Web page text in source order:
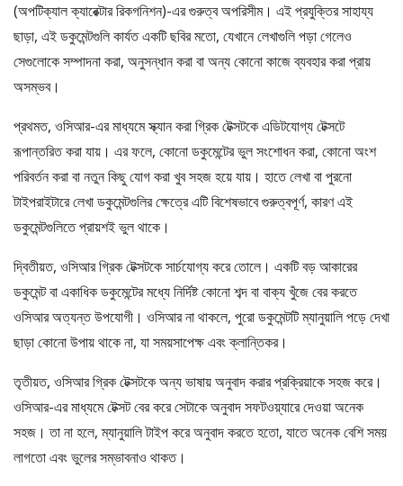
(অপটিক্যাল ক্যারেক্টার রিকগনিশন)-এর গুরুত্ব অপরিসীম। এই প্রযুক্তির সাহায্য
ছাড়া, এই ডকুমেন্টগুলি কার্যত একটি ছবির মতো, যেখানে লেখাগুলি পড়া গেলেও
সেগুলোকে সম্পাদনা করা, অনুসন্ধান করা বা অন্য কোনো কাজে ব্যবহার করা প্রায়
অসম্ভব।
প্রথমত, ওসিআর-এর মাধ্যমে স্ক্যান করা গ্রিক টেক্সটকে এডিটযোগ্য টেক্সটে
রূপান্তরিত করা যায়। এর ফলে, কোনো ডকুমেন্টের ভুল সংশোধন করা, কোনো অংশ
পরিবর্তন করা বা নতুন কিছু যোগ করা খুব সহজ হয়ে যায়। হাতে লেখা বা পুরনো
টাইপরাইটারে লেখা ডকুমেন্টগুলির ক্ষেত্রে এটি বিশেষভাবে গুরুত্বপূর্ণ, কারণ এই
ডকুমেন্টগুলিতে প্রায়শই ভুল থাকে।
দ্বিতীয়ত, ওসিআর গ্রিক টেক্সটকে সার্চযোগ্য করে তোলে। একটি বড় আকারের
ডকুমেন্ট বা একাধিক ডকুমেন্টের মধ্যে নির্দিষ্ট কোনো শব্দ বা বাক্য খুঁজে বের করতে
ওসিআর অত্যন্ত উপযোগী। ওসিআর না থাকলে, পুরো ডকুমেন্টটি ম্যানুয়ালি পড়ে দেখা
ছাড়া কোনো উপায় থাকে না, যা সময়সাপেক্ষ এবং ক্লান্তিকর।
তৃতীয়ত, ওসিআর গ্রিক টেক্সটকে অন্য ভাষায় অনুবাদ করার প্রক্রিয়াকে সহজ করে।
ওসিআর-এর মাধ্যমে টেক্সট বের করে সেটাকে অনুবাদ সফটওয়্যারে দেওয়া অনেক
সহজ। তা না হলে, ম্যানুয়ালি টাইপ করে অনুবাদ করতে হতো, যাতে অনেক বেশি সময়
লাগতো এবং ভুলের সম্ভাবনাও থাকত।